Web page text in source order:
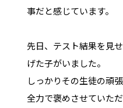
事だと感じています。
先日、テスト結果を見
げた子がいました。
しっかりその生徒の頑
全力で褒めさせていただ